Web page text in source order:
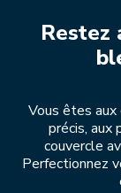
Restez
Vous êtes aux
précis, aux
couvercle
Perfectionnez